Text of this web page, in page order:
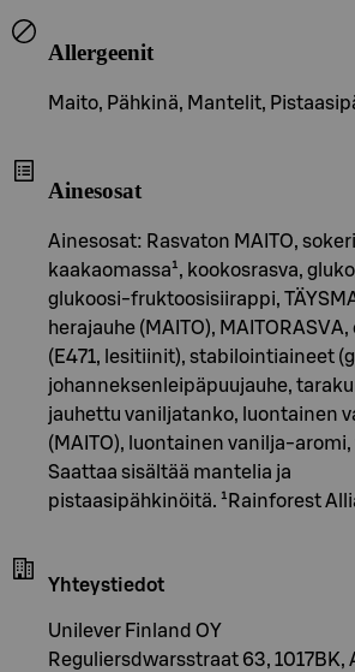
Allergeenit
Maito, Pähkinä, Mantelit,
Ainesosat
Ainesosat: Rasvaton MAITO,
kaakaomassa¹, kookosrasva,
glukoosi-fruktoosisiirappi,
herajauhe (MAITO),
(E471, lesitiinit), stabilointiaineet
johanneksenleipäpuujauhe,
jauhettu vaniljatanko, luontainen
(MAITO), luontainen vanilja-
Saattaa sisältää mantelia ja
pistaasipähkinöitä. ¹Rainforest
Yhteystiedot
Unilever Finland OY
Reguliersdwarsstraat 63, 1017BK,